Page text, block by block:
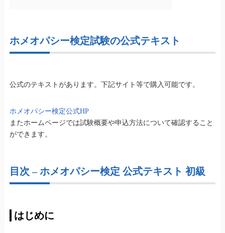
ホメオパシー検定試験の公式テキスト
公式のテキストがあります。下記サイト等で購入可能です。
ホメオパシー検定公式HP
またホームページでは試験概要や申込方法について確認すること
ができます。
目次 – ホメオパシー検定 公式テキスト 初級
はじめに